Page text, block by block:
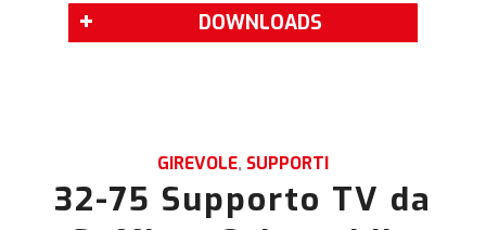
DOWNLOADS
GIREVOLE, SUPPORTI
32-75 Supporto TV da